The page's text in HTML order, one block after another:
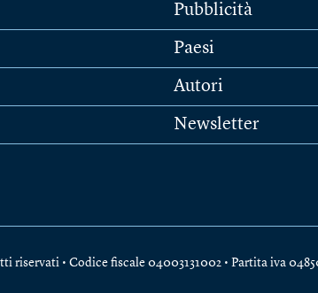
Pubblicità
Paesi
Autori
Newsletter
riservati • Codice fiscale 04003131002 • Partita iva